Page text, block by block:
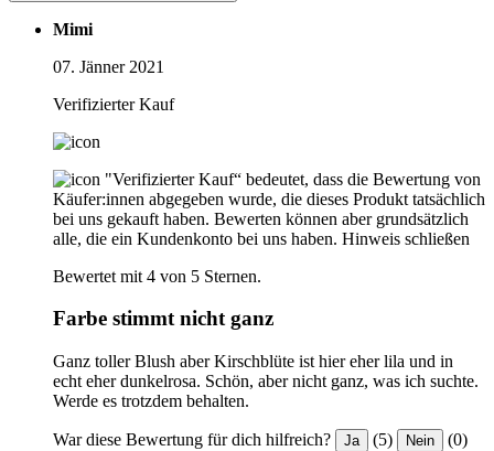
Mimi
07. Jänner 2021
Verifizierter Kauf
"Verifizierter Kauf“ bedeutet, dass die Bewertung von
Käufer:innen abgegeben wurde, die dieses Produkt tatsächlich
bei uns gekauft haben. Bewerten können aber grundsätzlich
alle, die ein Kundenkonto bei uns haben. Hinweis schließen
Bewertet mit 4 von 5 Sternen.
Farbe stimmt nicht ganz
Ganz toller Blush aber Kirschblüte ist hier eher lila und in
echt eher dunkelrosa. Schön, aber nicht ganz, was ich suchte.
Werde es trotzdem behalten.
War diese Bewertung für dich hilfreich? Ja (5) Nein (0)